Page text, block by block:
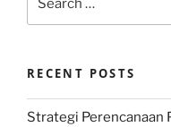
RECENT POSTS
Strategi Perencanaan